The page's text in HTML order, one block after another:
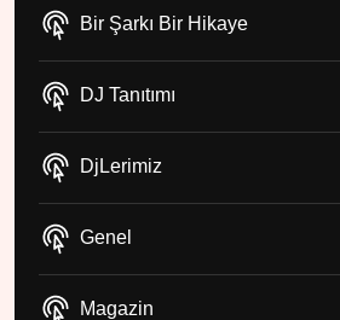
Bir Şarkı Bir Hikaye
DJ Tanıtımı
DjLerimiz
Genel
Magazin